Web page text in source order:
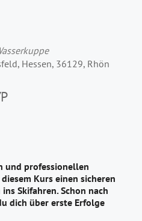
Hessen, 36129, Rhön
und professionellen
Kurs einen sicheren
Skifahren. Schon nach
dich über erste Erfolge